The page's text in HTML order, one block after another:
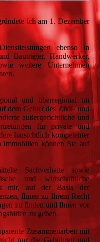
ich am 1. Dezember
ebenso in
Bauträger, Handwerker,
weitere Unternehmen
und überregional im
dem Gebiet des Zivil- und
außergerichtliche und
für private und
hinsichtlich kompetenter
Immobilien können Sie auf
Sachverhalte sowie
und wirtschaftliche
mir, auf der Basis der
Ihnen zu Ihrem Recht
zu finden und Ihnen vor
zu geben.
Zusammenarbeit mit
nur die Gebühren und